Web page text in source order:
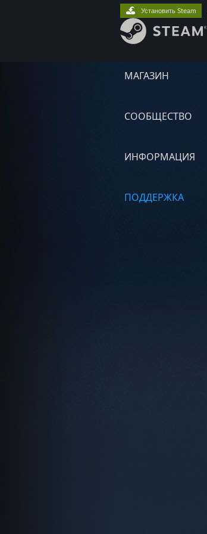
МАГАЗИН
СООБЩЕСТВО
ИНФОРМАЦИЯ
ПОДДЕРЖКА
Установить Steam